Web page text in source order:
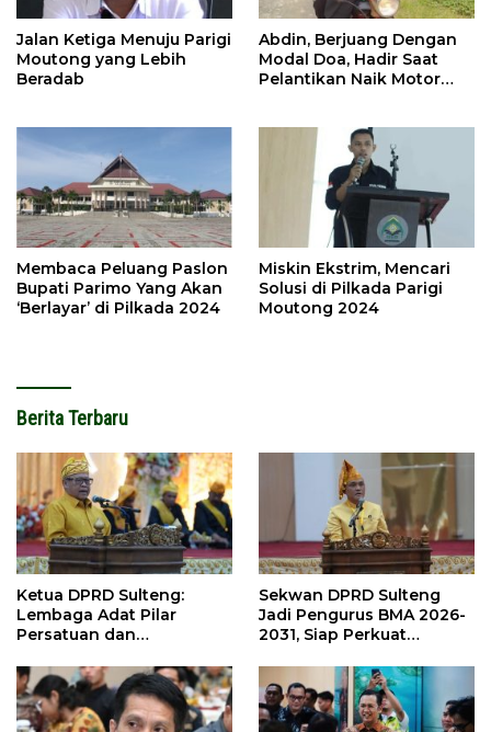
Jalan Ketiga Menuju Parigi
Moutong yang Lebih
Beradab
Abdin, Berjuang Dengan
Modal Doa, Hadir Saat
Pelantikan Naik Motor
Membaca Peluang Paslon
Bupati Parimo Yang Akan
‘Berlayar’ di Pilkada 2024
Miskin Ekstrim, Mencari
Solusi di Pilkada Parigi
Moutong 2024
Berita Terbaru
Ketua DPRD Sulteng:
Lembaga Adat Pilar
Persatuan dan
Sekwan DPRD Sulteng
Jadi Pengurus BMA 2026-
2031, Siap Perkuat